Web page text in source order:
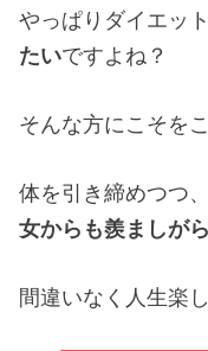
やっぱりダイエッ
たいですよね？
そんな方にこそを
体を引き締めつつ
女からも羨ましが
間違いなく人生楽